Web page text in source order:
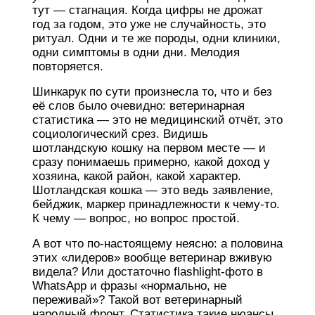
тут — стагнация. Когда цифры не дрожат
год за годом, это уже не случайность, это
ритуал. Одни и те же породы, одни клиники,
одни симптомы в одни дни. Мелодия
повторяется.
Шинкарук по сути произнесла то, что и без
её слов было очевидно: ветеринарная
статистика — это не медицинский отчёт, это
социологический срез. Видишь
шотландскую кошку на первом месте — и
сразу понимаешь примерно, какой доход у
хозяина, какой район, какой характер.
Шотландская кошка — это ведь заявление,
бейджик, маркер принадлежности к чему-то.
К чему — вопрос, но вопрос простой.
А вот что по-настоящему неясно: а половина
этих «лидеров» вообще ветеринар вживую
видела? Или достаточно flashlight-фото в
WhatsApp и фразы «нормально, не
переживай»? Такой вот ветеринарный